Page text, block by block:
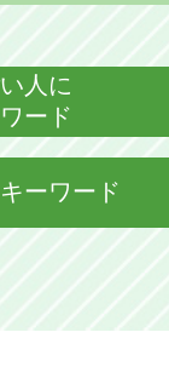
人に
ード
ーーワード